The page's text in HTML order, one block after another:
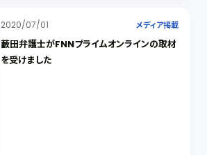
2020/07/01 メディア掲載
藪田弁護士がFNNプライムオンラインの取材
を受けました